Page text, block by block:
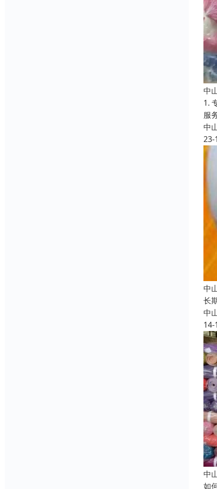
中
1.
服
中
23-
中
长
中
14-
中
如